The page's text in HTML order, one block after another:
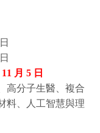
11 月 5 日
高分子生醫、複合
料、人工智慧與理